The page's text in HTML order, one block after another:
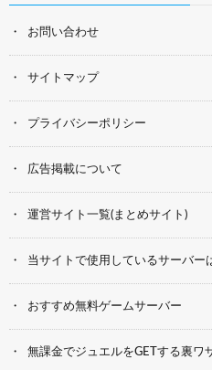
お問い合わせ
サイトマップ
プライバシーポリシー
広告掲載について
運営サイト一覧(まとめサイト)
当サイトで使用しているサーバー
おすすめ無料ゲームサーバー
無課金でジュエルをGETする裏ワ